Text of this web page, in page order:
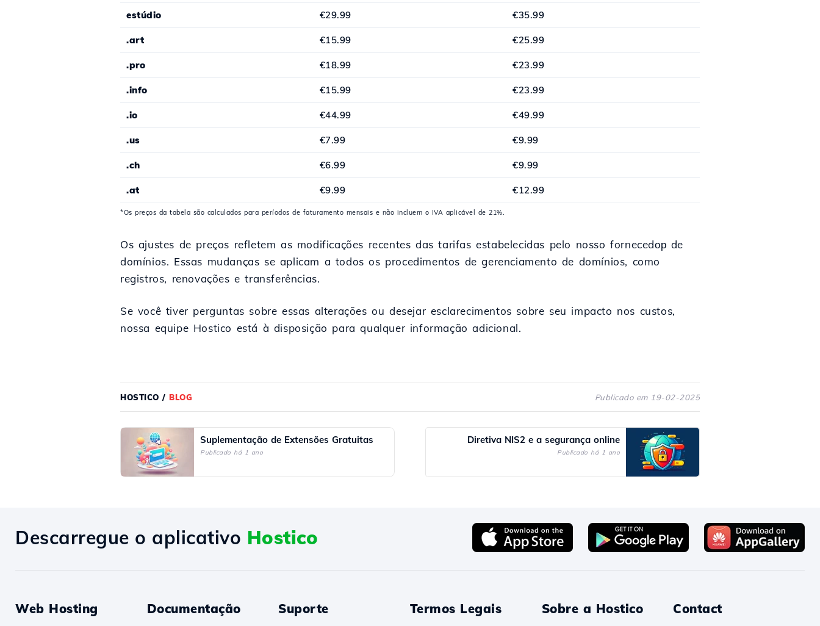
estúdio €29.99 €35.99
.art €15.99 €25.99
.pro €18.99 €23.99
.info €15.99 €23.99
.io €44.99 €49.99
.us €7.99 €9.99
.ch €6.99 €9.99
.at €9.99 €12.99
*Os preços da tabela são calculados para períodos de faturamento mensais e não incluem o IVA aplicável de 21%.
Os ajustes de preços refletem as modificações recentes das tarifas estabelecidas pelo nosso fornecedор de
domínios. Essas mudanças se aplicam a todos os procedimentos de gerenciamento de domínios, como
registros, renovações e transferências.
Se você tiver perguntas sobre essas alterações ou desejar esclarecimentos sobre seu impacto nos custos,
nossa equipe Hostico está à disposição para qualquer informação adicional.
HOSTICO / BLOG Publicado em 19-02-2025
Suplementação de Extensões Gratuitas
Publicado há 1 ano
Diretiva NIS2 e a segurança online
Publicado há 1 ano
Descarregue o aplicativo Hostico
Web Hosting Documentação Suporte Termos Legais Sobre a Hostico Contact